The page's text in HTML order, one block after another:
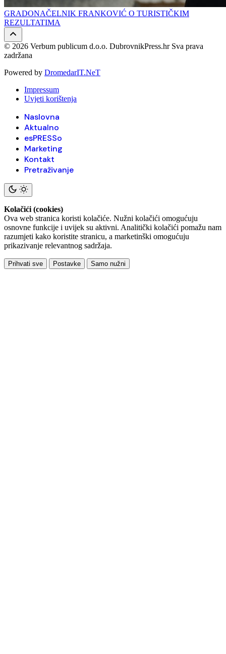
GRADONAČELNIK FRANKOVIĆ O TURISTIČKIM
REZULTATIMA
© 2026 Verbum publicum d.o.o. DubrovnikPress.hr Sva prava
zadržana
Powered by DromedarIT.NeT
Impressum
Uvjeti korištenja
Naslovna
Aktualno
esPRESSo
Marketing
Kontakt
Pretraživanje
Kolačići (cookies)
Ova web stranica koristi kolačiće. Nužni kolačići omogućuju
osnovne funkcije i uvijek su aktivni. Analitički kolačići pomažu nam
razumjeti kako koristite stranicu, a marketinški omogućuju
prikazivanje relevantnog sadržaja.
Prihvati sve Postavke Samo nužni